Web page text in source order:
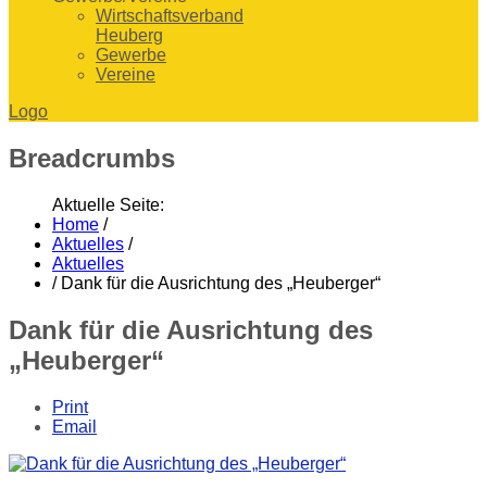
Wirtschaftsverband
Heuberg
Gewerbe
Vereine
Logo
Breadcrumbs
Aktuelle Seite:
Home /
Aktuelles /
Aktuelles
/ Dank für die Ausrichtung des „Heuberger“
Dank für die Ausrichtung des
„Heuberger“
Print
Email